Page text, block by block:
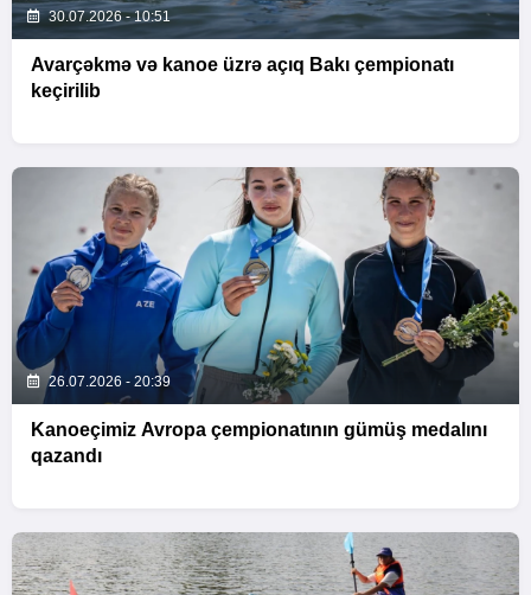
30.07.2026 - 10:51
Avarçəkmə və kanoe üzrə açıq Bakı çempionatı
keçirilib
26.07.2026 - 20:39
Kanoeçimiz Avropa çempionatının gümüş medalını
qazandı